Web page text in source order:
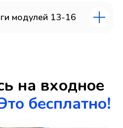
модулей 13-16
на входное
бесплатно!